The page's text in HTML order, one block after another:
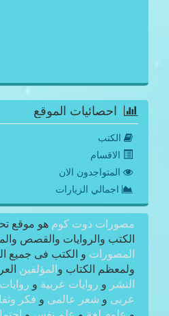
احصائيات الموقع
الكتب
الاقسام
المتواجدون الان
اجمالي الزيارات
مصورات دوت كوم هو موقع
الكتب والروايات والقصص
المصورات و الكتب فى جميع
ولمعظم الكتاب و المؤلفين
النشر و روايات عربية و
عربى و شعر عالمى و فكر